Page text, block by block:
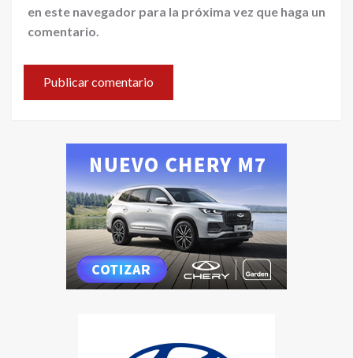
en este navegador para la próxima vez que haga un
comentario.